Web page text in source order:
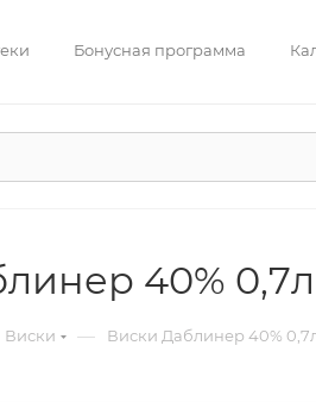
Бонусная программа
40%
Виски — Виски Даблинер 40%